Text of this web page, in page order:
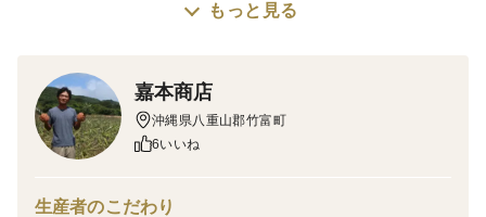
旬が短いピーチパインをいつでもお手軽に食べられま
切る手間なし、歩留まり１００％！
そのまま食べるのはもちろん、
少し溶かしてヨーグルトとジューサーにかけてスムー
もっと見る
嘉本商店
沖縄県八重山郡竹富町
6いいね
生産者のこだわり